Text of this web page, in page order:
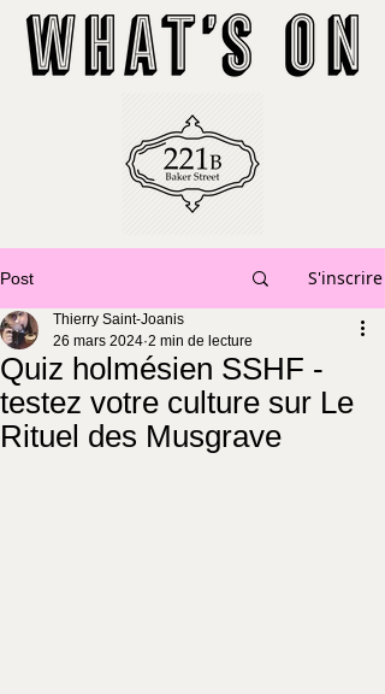
Post S'inscrire
Quiz holmésien SSHF -
testez votre culture sur Le
Rituel des Musgrave
Thierry Saint-Joanis
26 mars 2024 2 min de lecture